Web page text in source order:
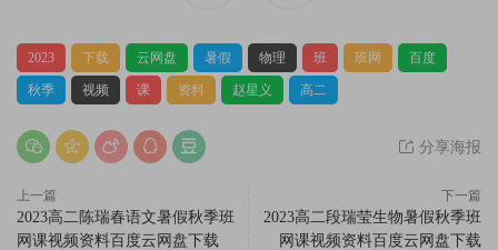
2023 下载 云网盘 暑假 物理 班 班网 百度
秋季 视频 课 资料 赵星义 高二
分享海报
上一篇
2023高二陈瑞春语文暑假秋季班
网课视频资料百度云网盘下载
下一篇
2023高二段瑞莹生物暑假秋季班
网课视频资料百度云网盘下载